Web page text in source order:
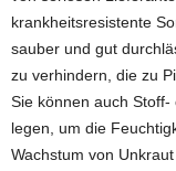
krankheitsresistente
sauber und gut
zu verhindern, die zu
Sie können auch
legen, um die
Wachstum von